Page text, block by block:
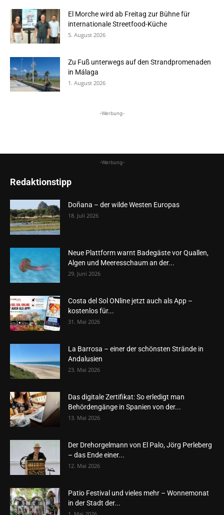
El Morche wird ab Freitag zur Bühne für
internationale Streetfood-Küche
5. August 2026
Zu Fuß unterwegs auf den Strandpromenaden
in Málaga
1. August 2026
-Werbung-
-Werbung-
Redaktionstipp
Doñana – der wilde Westen Europas
18. Juli 2026
Neue Plattform warnt Badegäste vor Quallen,
Algen und Meeresschaum an der...
29. Juni 2026
Costa del Sol ONline jetzt auch als App –
kostenlos für...
31. Mai 2026
La Barrosa – einer der schönsten Strände in
Andalusien
23. Mai 2026
Das digitale Zertifikat: So erledigt man
Behördengänge in Spanien von der...
13. Mai 2026
Der Drehorgelmann von El Palo, Jörg Perleberg
– das Ende einer...
12. Mai 2026
Patio Festival und vieles mehr – Wonnemonat
in der Stadt der...